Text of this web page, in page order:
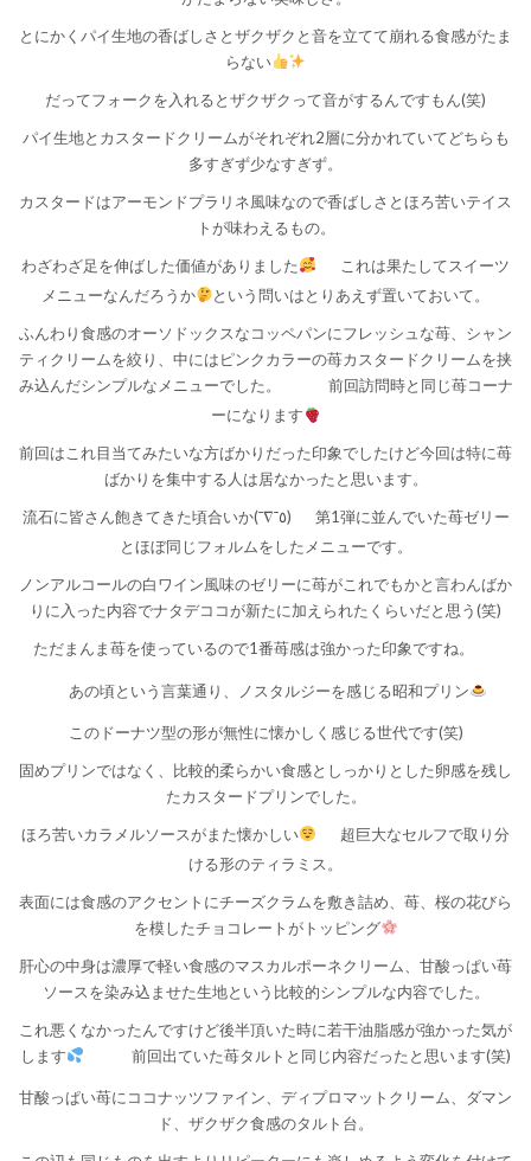
とにかくパイ生地の香ばしさとザクザクと音を立てて崩れる食感がたま
らない
だってフォークを入れるとザクザクって音がするんですもん(笑)
パイ生地とカスタードクリームがそれぞれ2層に分かれていてどちらも
多すぎず少なすぎず。
カスタードはアーモンドプラリネ風味なので香ばしさとほろ苦いテイス
トが味わえるもの。
わざわざ足を伸ばした価値がありました
これは果たしてスイーツ
メニューなんだろうか
という問いはとりあえず置いておいて。
ふんわり食感のオーソドックスなコッペパンにフレッシュな苺、シャン
ティクリームを絞り、中にはピンクカラーの苺カスタードクリームを挟
み込んだシンプルなメニューでした。
前回訪問時と同じ苺コーナ
ーになります
前回はこれ目当てみたいな方ばかりだった印象でしたけど今回は特に苺
ばかりを集中する人は居なかったと思います。
流石に皆さん飽きてきた頃合いか(¯∇¯٥)
第1弾に並んでいた苺ゼリー
とほぼ同じフォルムをしたメニューです。
ノンアルコールの白ワイン風味のゼリーに苺がこれでもかと言わんばか
りに入った内容でナタデココが新たに加えられたくらいだと思う(笑)
ただまんま苺を使っているので1番苺感は強かった印象ですね。
あの頃という言葉通り、ノスタルジーを感じる昭和プリン
このドーナツ型の形が無性に懐かしく感じる世代です(笑)
固めプリンではなく、比較的柔らかい食感としっかりとした卵感を残し
たカスタードプリンでした。
ほろ苦いカラメルソースがまた懐かしい
超巨大なセルフで取り分
ける形のティラミス。
表面には食感のアクセントにチーズクラムを敷き詰め、苺、桜の花びら
を模したチョコレートがトッピング
肝心の中身は濃厚で軽い食感のマスカルポーネクリーム、甘酸っぱい苺
ソースを染み込ませた生地という比較的シンプルな内容でした。
これ悪くなかったんですけど後半頂いた時に若干油脂感が強かった気が
します
前回出ていた苺タルトと同じ内容だったと思います(笑)
甘酸っぱい苺にココナッツファイン、ディプロマットクリーム、ダマン
ド、ザクザク食感のタルト台。